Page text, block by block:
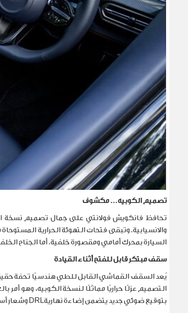
تصميم الكوبيه… مكشوف
تحافظ فانكويش فولانتي على جمال تصميم نسخة
والانسيابية. وتبقى فتحات التهوئة الحرارية
السيارة بمحرك أمامي ومقصورة خلفية. أما الجناح
سقف مبتكر قابل للفتح أثناء القيادة
التصميم عزلًا حراريًا مماثلًا لنسخة الكوبيه، وهو أمر
بتوقيع ضوئي جديد يتضمن إضاءة نهاريةDRLوشعار